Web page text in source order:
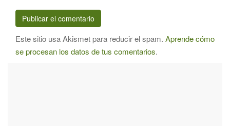
Este sitio usa Akismet para reducir el spam. Aprende cómo
se procesan los datos de tus comentarios.